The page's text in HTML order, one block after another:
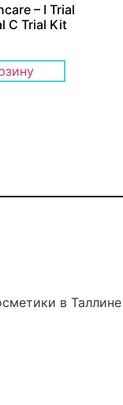
– I Trial
C Trial Kit
в Таллине